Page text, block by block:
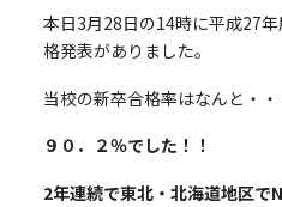
本日3月28日の14時に平成27
格発表がありました。
当校の新卒合格率はなんと・・
９０．２％でした！！
2年連続で東北・北海道地区で